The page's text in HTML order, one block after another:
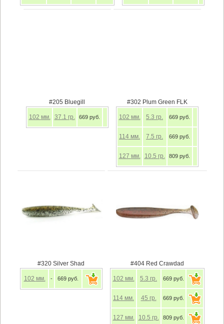
#205 Bluegill
102 мм. 37.1 гр. 669 руб.
#302 Plum Green FLK
102 мм. 5.3 гр. 669 руб.
114 мм. 7.5 гр. 669 руб.
127 мм. 10.5 гр. 809 руб.
#320 Silver Shad
102 мм. - 669 руб.
#404 Red Crawdad
102 мм. 5.3 гр. 669 руб.
114 мм. 45 гр. 669 руб.
127 мм. 10.5 гр. 809 руб.